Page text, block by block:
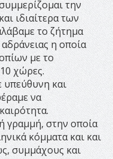
την
ιδιαίτερα των
το ζήτημα
η οποία
με το
χώρες.
υπεύθυνη και
να
γραμμή, στην οποία
κόμματα και και
συμμάχους και